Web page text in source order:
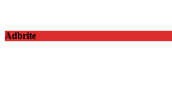
Adbrite